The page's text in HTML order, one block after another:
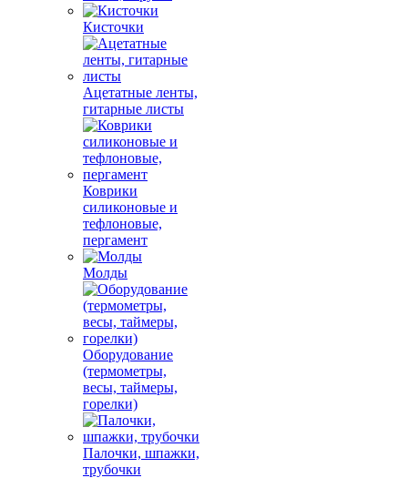
Кисточки
Ацетатные ленты,
гитарные листы
Коврики
силиконовые и
тефлоновые,
пергамент
Молды
Оборудование
(термометры,
весы, таймеры,
горелки)
Палочки, шпажки,
трубочки